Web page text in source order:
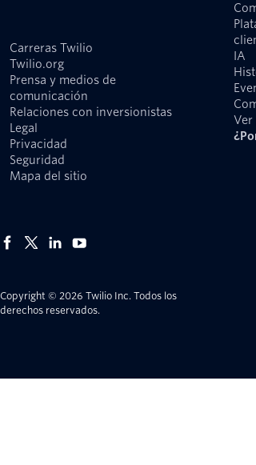
Carreras Twilio
Twilio.org
Prensa y medios de
comunicación
Relaciones con inversionistas
Legal
Privacidad
Seguridad
Mapa del sitio
Copyright © 2026 Twilio Inc. Todos los
derechos reservados.
IA
Ver